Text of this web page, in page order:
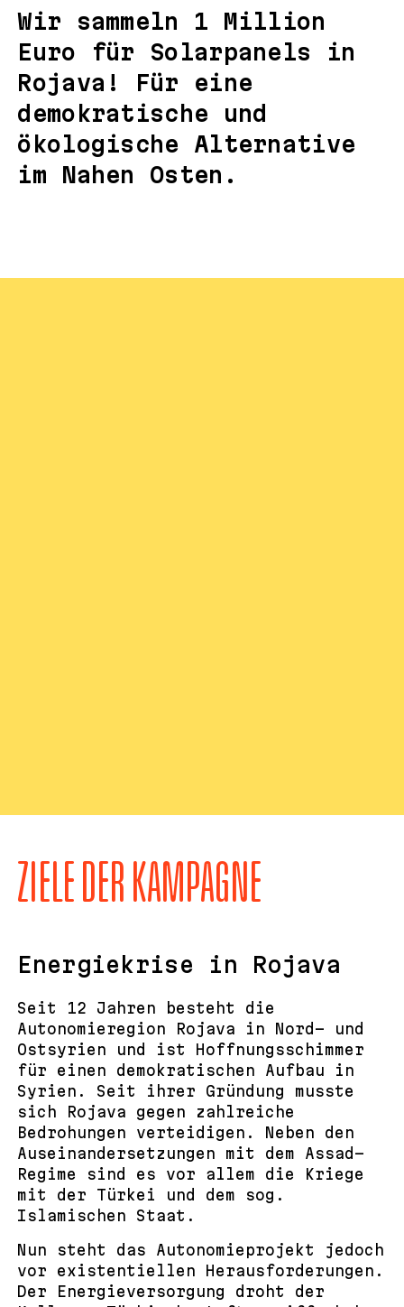
Wir sammeln 1 Million
Euro für Solarpanels in
Rojava! Für eine
demokratische und
ökologische Alternative
im Nahen Osten.
ZIELE DER KAMPAGNE
Energiekrise in Rojava
Seit 12 Jahren besteht die
Autonomieregion Rojava in Nord- und
Ostsyrien und ist Hoffnungsschimmer
für einen demokratischen Aufbau in
Syrien. Seit ihrer Gründung musste
sich Rojava gegen zahlreiche
Bedrohungen verteidigen. Neben den
Auseinandersetzungen mit dem Assad-
Regime sind es vor allem die Kriege
mit der Türkei und dem sog.
Islamischen Staat.
Nun steht das Autonomieprojekt jedoch
vor existentiellen Herausforderungen.
Der Energieversorgung droht der